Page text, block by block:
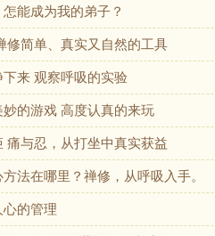
能成为我的弟子？
修简单、真实又自然的工具
来 观察呼吸的实验
的游戏 高度认真的来玩
痛与忍，从打坐中真实获益
法在哪里？禅修，从呼吸入手。
的管理